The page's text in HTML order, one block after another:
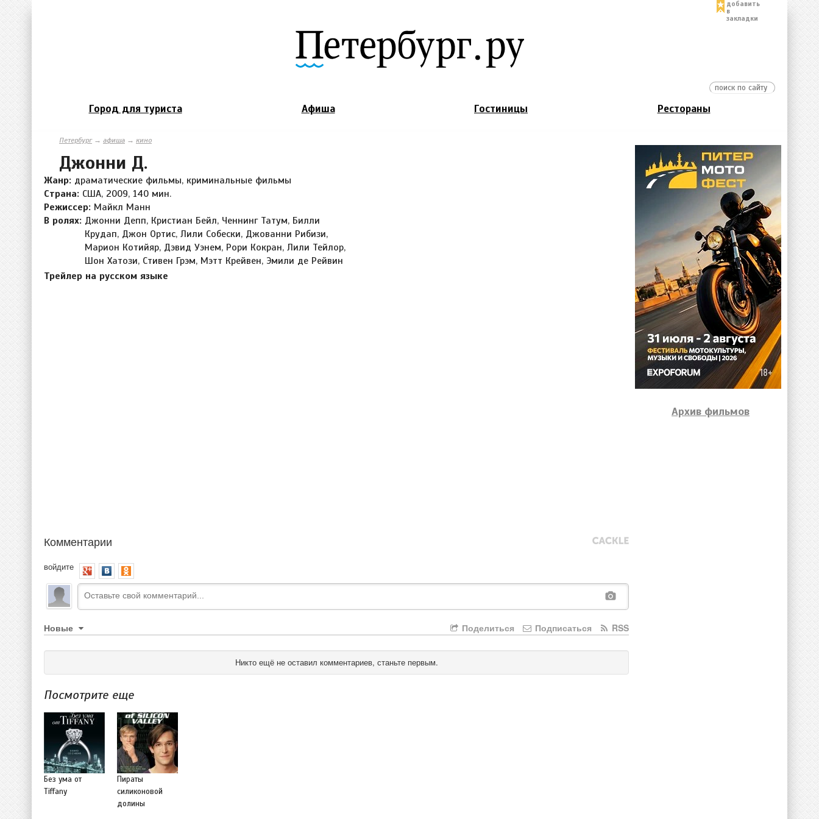
добавить
в
закладки
Город для туриста Афиша Гостиницы Рестораны
Петербург→ афиша → кино
Джонни Д.
Жанр: драматические фильмы, криминальные фильмы
Страна: США, 2009, 140 мин.
Режиссер: Майкл Манн
В ролях: Джонни Депп, Кристиан Бейл, Ченнинг Татум, Билли
Крудап, Джон Ортис, Лили Собески, Джованни Рибизи,
Марион Котийяр, Дэвид Уэнем, Рори Кокран, Лили Тейлор,
Шон Хатози, Стивен Грэм, Мэтт Крейвен, Эмили де Рейвин
Трейлер на русском языке
Комментарии
войдите
Новые RSS
Подписаться
Поделиться
Никто ещё не оставил комментариев, станьте первым.
Посмотрите еще
Без ума от
Tiffany
Пираты
силиконовой
долины
Архив фильмов